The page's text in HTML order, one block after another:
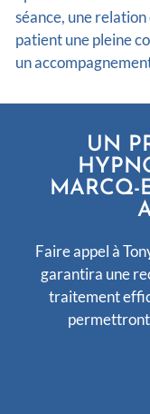
séance, une
patient une pleine
un
UN
Faire appel à
garantira une
traitement